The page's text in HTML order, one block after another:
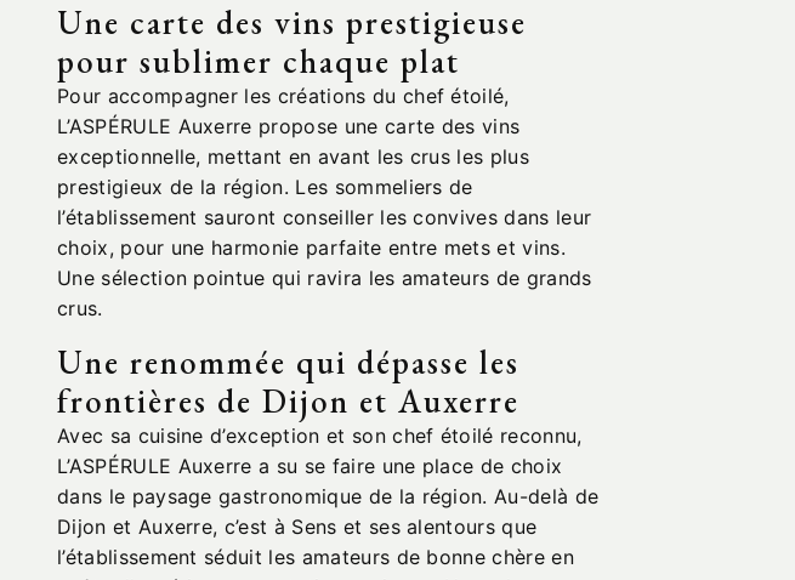
Une carte des vins prestigieuse
pour sublimer chaque plat
Pour accompagner les créations du chef étoilé,
L’ASPÉRULE Auxerre propose une carte des vins
exceptionnelle, mettant en avant les crus les plus
prestigieux de la région. Les sommeliers de
l’établissement sauront conseiller les convives dans leur
choix, pour une harmonie parfaite entre mets et vins.
Une sélection pointue qui ravira les amateurs de grands
crus.
Une renommée qui dépasse les
frontières de Dijon et Auxerre
Avec sa cuisine d’exception et son chef étoilé reconnu,
L’ASPÉRULE Auxerre a su se faire une place de choix
dans le paysage gastronomique de la région. Au-delà de
Dijon et Auxerre, c’est à Sens et ses alentours que
l’établissement séduit les amateurs de bonne chère en